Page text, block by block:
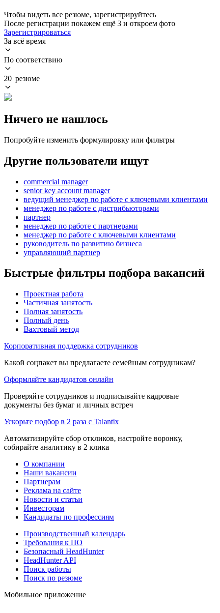
Чтобы видеть все резюме, зарегистрируйтесь
После регистрации покажем ещё 3 и откроем фото
Зарегистрироваться
За всё время
По соответствию
20 резюме
Ничего не нашлось
Попробуйте изменить формулировку или фильтры
Другие пользователи ищут
commercial manager
senior key account manager
ведущий менеджер по работе с ключевыми клиентами
менеджер по работе с дистрибьюторами
партнер
менеджер по работе с партнерами
менеджер по работе с ключевыми клиентами
руководитель по развитию бизнеса
управляющий партнер
Быстрые фильтры подбора вакансий
Проектная работа
Частичная занятость
Полная занятость
Полный день
Вахтовый метод
Корпоративная поддержка сотрудников
Какой соцпакет вы предлагаете семейным сотрудникам?
Оформляйте кандидатов онлайн
Проверяйте сотрудников и подписывайте кадровые
документы без бумаг и личных встреч
Ускорьте подбор в 2 раза с Talantix
Автоматизируйте сбор откликов, настройте воронку,
собирайте аналитику в 2 клика
О компании
Наши вакансии
Партнерам
Реклама на сайте
Новости и статьи
Инвесторам
Кандидаты по профессиям
Производственный календарь
Требования к ПО
Безопасный HeadHunter
HeadHunter API
Поиск работы
Поиск по резюме
Мобильное приложение